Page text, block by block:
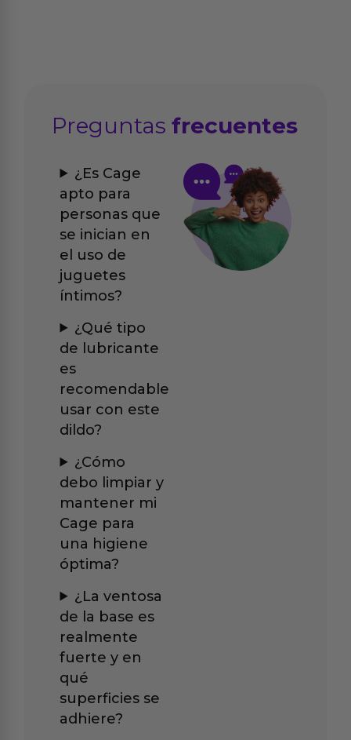
Preguntasfrecuentes
¿Es Cage
apto para
personas que
se inician en
el uso de
juguetes
íntimos?
¿Qué tipo
de lubricante
es
recomendable
usar con este
dildo?
¿Cómo
debo limpiar y
mantener mi
Cage para
una higiene
óptima?
¿La ventosa
de la base es
realmente
fuerte y en
qué
superficies se
adhiere?